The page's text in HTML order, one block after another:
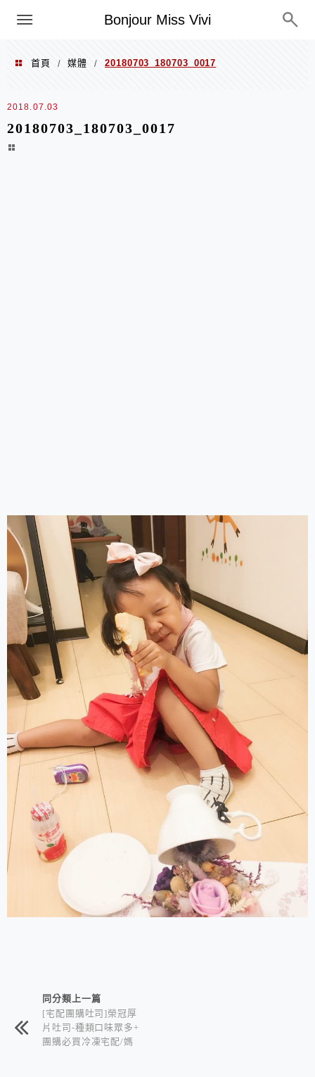
Bonjour Miss Vivi
選單
首頁 / 媒體 / 20180703_180703_0017
2018.07.03
20180703_180703_0017
相連文章同分類上一篇
[宅配團購吐司]榮冠厚
片吐司-種類口味眾多+
團購必買冷凍宅配/媽